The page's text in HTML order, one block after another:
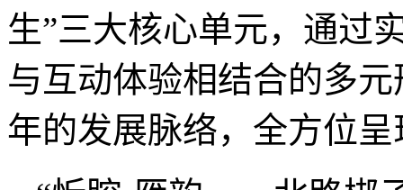
生”三大核心单元，通过
与互动体验相结合的多
年的发展脉络，全方位